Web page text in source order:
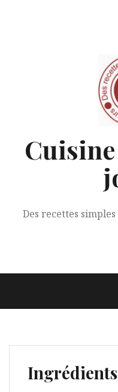
Des recettes